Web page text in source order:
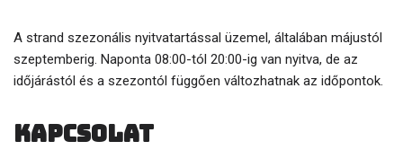
A strand szezonális nyitvatartással üzemel, általában májustól
szeptemberig. Naponta 08:00-tól 20:00-ig van nyitva, de az
időjárástól és a szezontól függően változhatnak az időpontok.
Kapcsolat